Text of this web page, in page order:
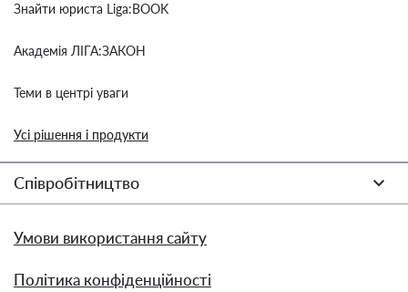
Знайти юриста Liga:BOOK
Академія ЛІГА:ЗАКОН
Теми в центрі уваги
Усі рішення і продукти
Співробітництво
Умови використання сайту
Політика конфіденційності